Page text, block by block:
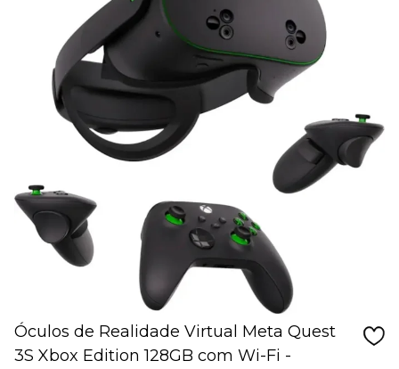
Óculos de Realidade Virtual Meta Quest
3S Xbox Edition 128GB com Wi-Fi -